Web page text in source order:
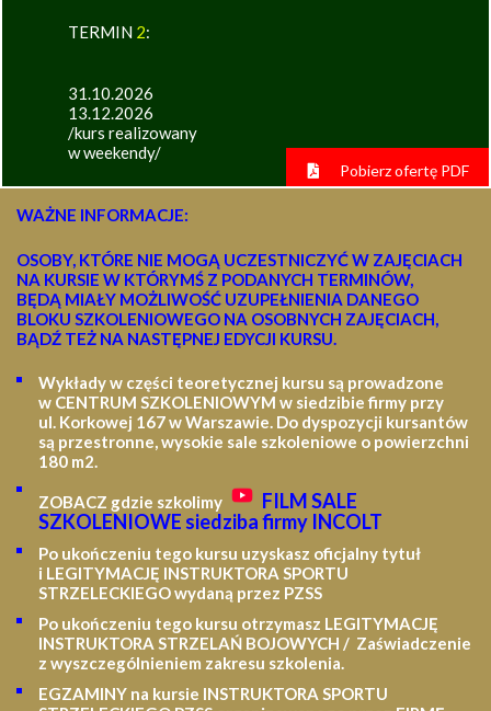
TERMIN 2:
31.10.2026
13.12.2026
/kurs realizowany
w weekendy/
Pobierz ofertę PDF
WAŻNE INFORMACJE:
OSOBY, KTÓRE NIE MOGĄ UCZESTNICZYĆ W ZAJĘCIACH
NA KURSIE W KTÓRYMŚ Z PODANYCH TERMINÓW,
BĘDĄ MIAŁY MOŻLIWOŚĆ UZUPEŁNIENIA DANEGO
BLOKU SZKOLENIOWEGO NA OSOBNYCH ZAJĘCIACH,
BĄDŹ TEŻ NA NASTĘPNEJ EDYCJI KURSU.
Wykłady w części teoretycznej kursu są prowadzone
w CENTRUM SZKOLENIOWYM w siedzibie firmy przy
ul. Korkowej 167 w Warszawie. Do dyspozycji kursantów
są przestronne, wysokie sale szkoleniowe o powierzchni
180 m2.
ZOBACZ gdzie szkolimy
FILM SALE
SZKOLENIOWE siedziba firmy INCOLT
Po ukończeniu tego kursu uzyskasz oficjalny tytuł
i LEGITYMACJĘ INSTRUKTORA SPORTU
STRZELECKIEGO wydaną przez PZSS
Po ukończeniu tego kursu otrzymasz LEGITYMACJĘ
INSTRUKTORA STRZELAŃ BOJOWYCH / Zaświadczenie
z wyszczególnieniem zakresu szkolenia.
EGZAMINY na kursie INSTRUKTORA SPORTU